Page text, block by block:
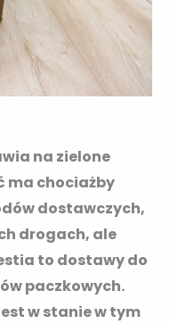
na zielone
ma chociażby
dostawczych,
drogach, ale
to dostawy do
paczkowych.
w stanie w tym